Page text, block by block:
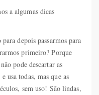
a algumas dicas
depois passarmos para
primeiro? Porque
pode descartar as
usa todas, mas que as
sem uso! São lindas,